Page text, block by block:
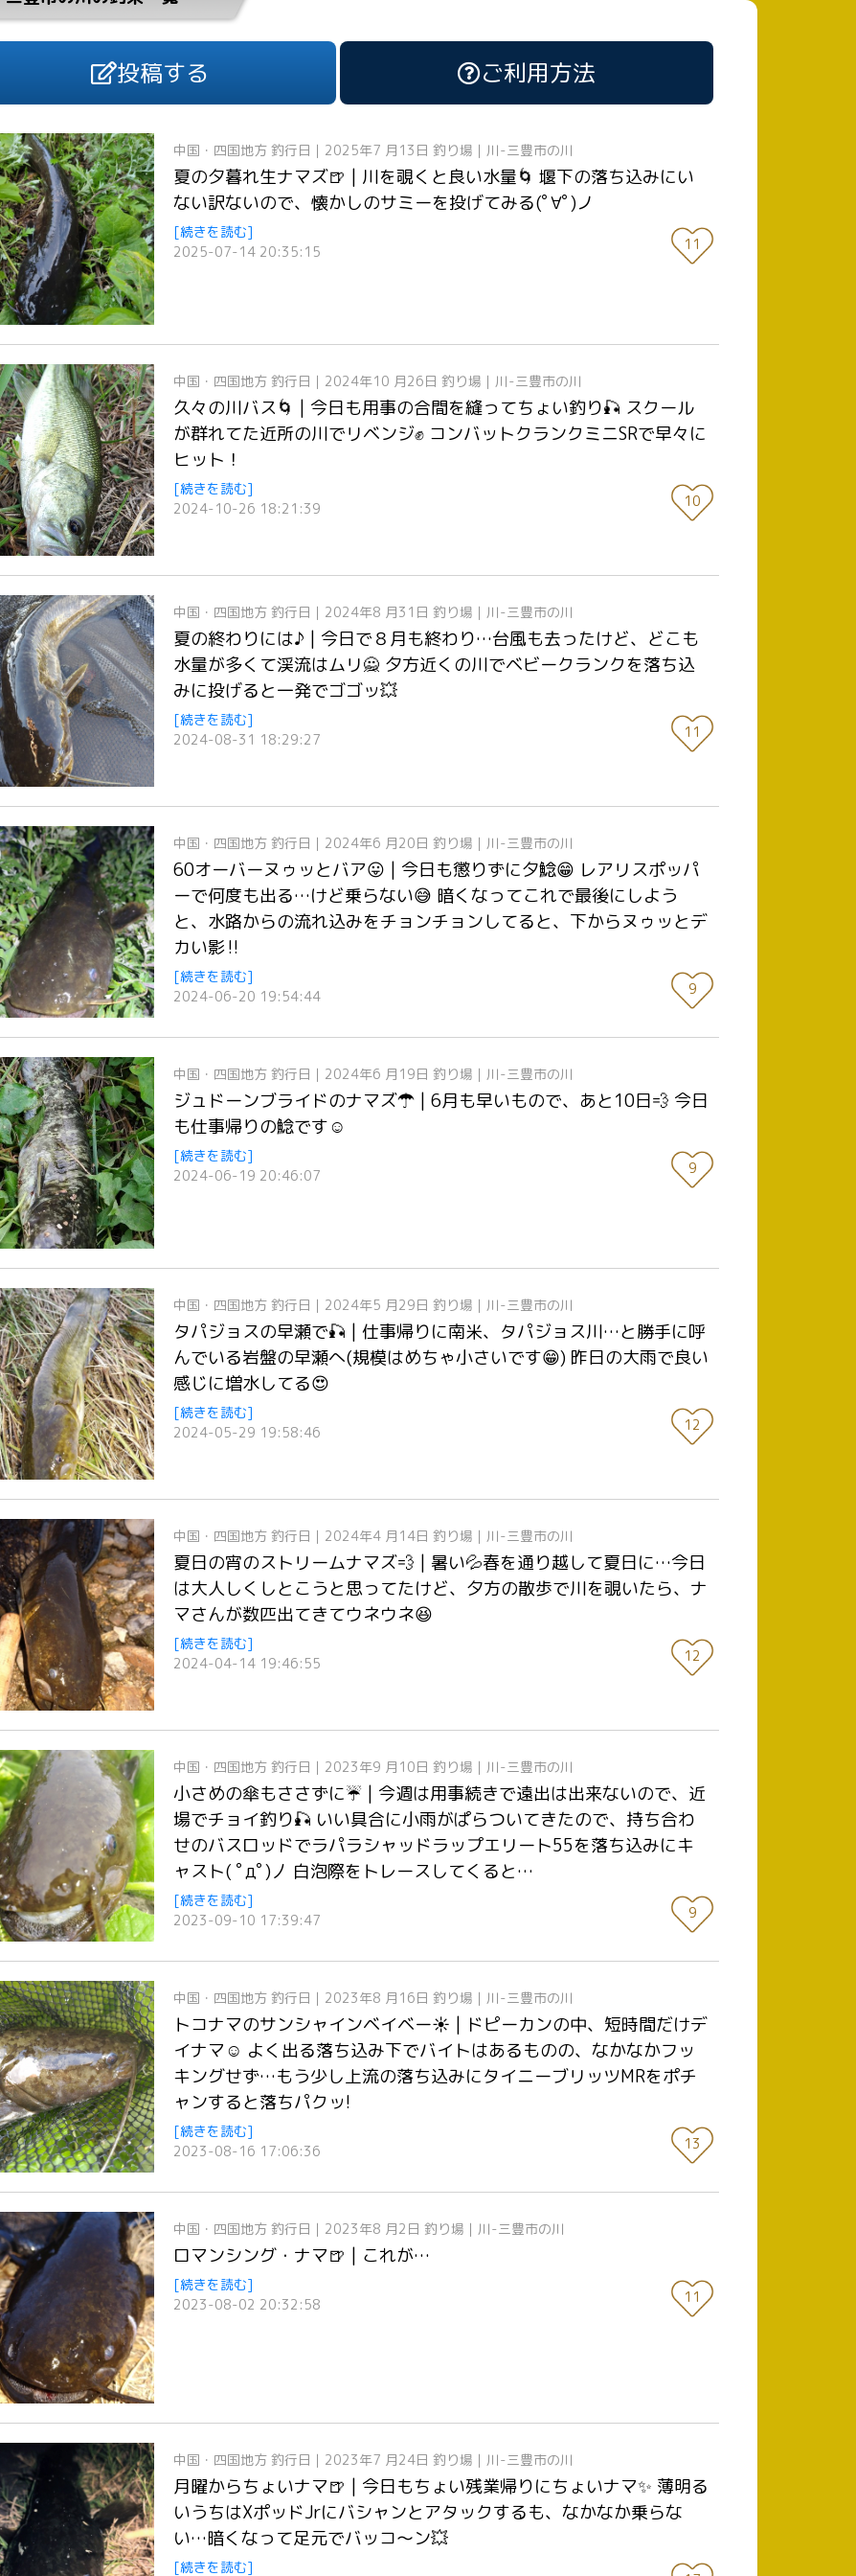
投稿する ご利用方法
中国・四国地方 釣行日｜2025年7 月13日 釣り場｜川-三豊市の川
夏の夕暮れ生ナマズ🍺 | 川を覗くと良い水量🌀 堰下の落ち込みにい
ない訳ないので、懐かしのサミーを投げてみる(ﾟ∀ﾟ)ノ
[続きを読む]
2025-07-14 20:35:15
11
中国・四国地方 釣行日｜2024年10 月26日 釣り場｜川-三豊市の川
久々の川バス🌀 | 今日も用事の合間を縫ってちょい釣り🎣 スクール
が群れてた近所の川でリベンジ✊ コンバットクランクミニSRで早々に
ヒット！
[続きを読む]
2024-10-26 18:21:39
10
中国・四国地方 釣行日｜2024年8 月31日 釣り場｜川-三豊市の川
夏の終わりには♪ | 今日で８月も終わり…台風も去ったけど、どこも
水量が多くて渓流はムリ🙅 夕方近くの川でベビークランクを落ち込
みに投げると一発でゴゴッ💥
[続きを読む]
2024-08-31 18:29:27
11
中国・四国地方 釣行日｜2024年6 月20日 釣り場｜川-三豊市の川
60オーバーヌゥッとバア😛 | 今日も懲りずに夕鯰😁 レアリスポッパ
ーで何度も出る…けど乗らない😅 暗くなってこれで最後にしよう
と、水路からの流れ込みをチョンチョンしてると、下からヌゥッとデ
カい影‼️
[続きを読む]
2024-06-20 19:54:44
9
中国・四国地方 釣行日｜2024年6 月19日 釣り場｜川-三豊市の川
ジュドーンブライドのナマズ☂ | 6月も早いもので、あと10日💨 今日
も仕事帰りの鯰です☺️
[続きを読む]
2024-06-19 20:46:07
9
中国・四国地方 釣行日｜2024年5 月29日 釣り場｜川-三豊市の川
タパジョスの早瀬で🎣 | 仕事帰りに南米、タパジョス川…と勝手に呼
んでいる岩盤の早瀬へ(規模はめちゃ小さいです😁) 昨日の大雨で良い
感じに増水してる😍
[続きを読む]
2024-05-29 19:58:46
12
中国・四国地方 釣行日｜2024年4 月14日 釣り場｜川-三豊市の川
夏日の宵のストリームナマズ💨 | 暑い💦春を通り越して夏日に…今日
は大人しくしとこうと思ってたけど、夕方の散歩で川を覗いたら、ナ
マさんが数匹出てきてウネウネ😆
[続きを読む]
2024-04-14 19:46:55
12
中国・四国地方 釣行日｜2023年9 月10日 釣り場｜川-三豊市の川
小さめの傘もささずに☔ | 今週は用事続きで遠出は出来ないので、近
場でチョイ釣り🎣 いい具合に小雨がぱらついてきたので、持ち合わ
せのバスロッドでラパラシャッドラップエリート55を落ち込みにキ
ャスト( ﾟдﾟ)丿 白泡際をトレースしてくると…
[続きを読む]
2023-09-10 17:39:47
9
中国・四国地方 釣行日｜2023年8 月16日 釣り場｜川-三豊市の川
トコナマのサンシャインベイベー☀ | ドピーカンの中、短時間だけデ
イナマ☺️ よく出る落ち込み下でバイトはあるものの、なかなかフッ
キングせず…もう少し上流の落ち込みにタイニーブリッツMRをポチ
ャンすると落ちパクッ!
[続きを読む]
2023-08-16 17:06:36
13
中国・四国地方 釣行日｜2023年8 月2日 釣り場｜川-三豊市の川
ロマンシング・ナマ🍺 | これが…
[続きを読む]
2023-08-02 20:32:58
11
中国・四国地方 釣行日｜2023年7 月24日 釣り場｜川-三豊市の川
月曜からちょいナマ🍺 | 今日もちょい残業帰りにちょいナマ✨ 薄明る
いうちはXポッドJrにバシャンとアタックするも、なかなか乗らな
い…暗くなって足元でバッコ〜ン💥
[続きを読む]